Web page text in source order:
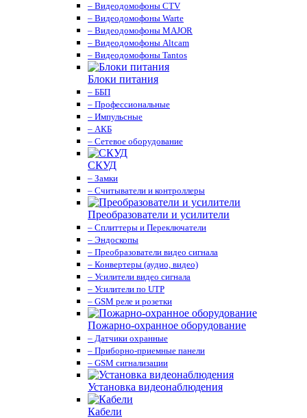
– Видеодомофоны CTV
– Видеодомофоны Warte
– Видеодомофоны MAJOR
– Видеодомофоны Altcam
– Видеодомофоны Tantos
Блоки питания
– ББП
– Профессиональные
– Импульсные
– АКБ
– Сетевое оборудование
СКУД
– Замки
– Считыватели и контроллеры
Преобразователи и усилители
– Сплиттеры и Переключатели
– Эндоскопы
– Преобразователи видео сигнала
– Конвертеры (аудио, видео)
– Усилители видео сигнала
– Усилители по UTP
– GSM реле и розетки
Пожарно-охранное оборудование
– Датчики охранные
– Приборно-приемные панели
– GSM сигнализации
Установка видеонаблюдения
Кабели